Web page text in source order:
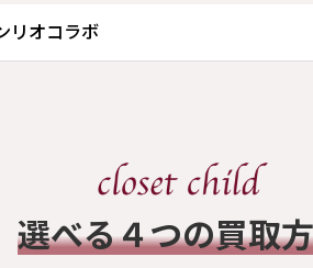
リオコラボ
選べる４つの買取